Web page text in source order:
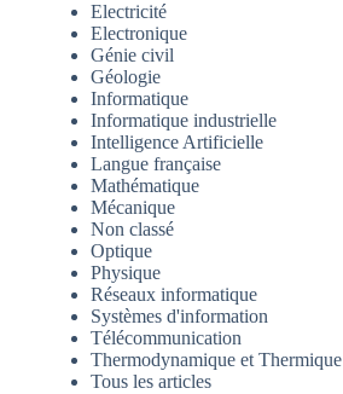
Electricité
Electronique
Génie civil
Géologie
Informatique
Informatique industrielle
Intelligence Artificielle
Langue française
Mathématique
Mécanique
Non classé
Optique
Physique
Réseaux informatique
Systèmes d'information
Télécommunication
Thermodynamique et Thermique
Tous les articles